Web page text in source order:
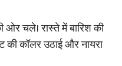
ओर चले। रास्ते में बारिश की
की कॉलर उठाई और नायरा